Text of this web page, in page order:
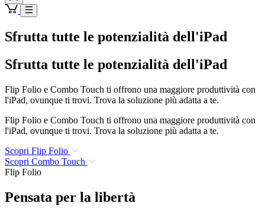
Sfrutta tutte le potenzialità dell'iPad
Sfrutta tutte le potenzialità dell'iPad
Flip Folio e Combo Touch ti offrono una maggiore produttività con
l'iPad, ovunque ti trovi. Trova la soluzione più adatta a te.
Flip Folio e Combo Touch ti offrono una maggiore produttività con
l'iPad, ovunque ti trovi. Trova la soluzione più adatta a te.
Scopri Flip Folio
Scopri Combo Touch
Flip Folio
Pensata per la libertà